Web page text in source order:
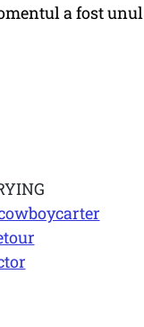
a fost unul